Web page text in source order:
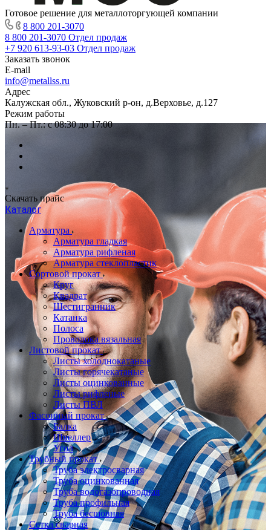
Готовое решение для металлоторгующей компании
8 800 201-3070
8 800 201-3070 Отдел продаж
+7 920 613-93-03 Отдел продаж
Заказать звонок
E-mail
info@metallss.ru
Адрес
Калужская обл., Жуковский р-он, д.Верховье, д.127
Режим работы
Пн. – Пт.: с 08:30 до 17:00
Скачать прайс
Каталог
Арматура
Арматура гладкая
Арматура рифленая
Арматура стеклопластик
Сортовой прокат
Круг
Квадрат
Шестигранник
Катанка
Полоса
Проволока вязальная
Листовой прокат
Листы холоднокатаные
Листы горячекатаные
Листы оцинкованные
Листы рифленые
Листы ПВЛ
Фасонный прокат
Балка
Швеллер
Угол
Трубный прокат
Труба электросварная
Труба оцинкованная
Труба водогазопроводная
Труба профильная
Труба бесшовная
Сетка сварная